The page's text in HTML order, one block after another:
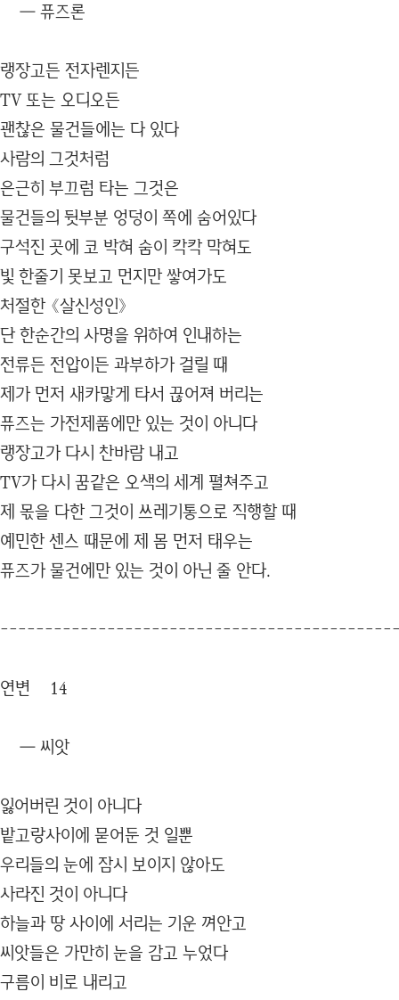
― 퓨즈론
랭장고든 전자렌지든
TV 또는 오디오든
괜찮은 물건들에는 다 있다
사람의 그것처럼
은근히 부끄럼 타는 그것은
물건들의 뒷부분 엉덩이 쪽에 숨어있다
구석진 곳에 코 박혀 숨이 칵칵 막혀도
빛 한줄기 못보고 먼지만 쌓여가도
처절한 《살신성인》
단 한순간의 사명을 위하여 인내하는
전류든 전압이든 과부하가 걸릴 때
제가 먼저 새카맣게 타서 끊어져 버리는
퓨즈는 가전제품에만 있는 것이 아니다
랭장고가 다시 찬바람 내고
TV가 다시 꿈같은 오색의 세계 펼쳐주고
제 몫을 다한 그것이 쓰레기통으로 직행할 때
예민한 센스 때문에 제 몸 먼저 태우는
퓨즈가 물건에만 있는 것이 아닌 줄 안다.
연변 14
― 씨앗
잃어버린 것이 아니다
밭고랑사이에 묻어둔 것 일뿐
우리들의 눈에 잠시 보이지 않아도
사라진 것이 아니다
하늘과 땅 사이에 서리는 기운 껴안고
씨앗들은 가만히 눈을 감고 누었다
구름이 비로 내리고